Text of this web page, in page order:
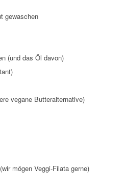
gewaschen
(und das Öl davon)
vegane Butteralternative)
mögen Veggi-Filata gerne)